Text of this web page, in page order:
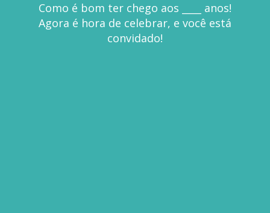
Como é bom ter chego aos ____ anos!
Agora é hora de celebrar, e você está
convidado!